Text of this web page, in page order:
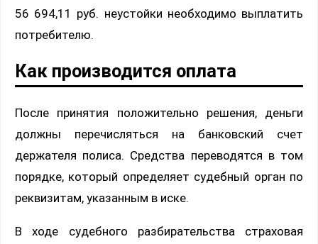
56 694,11 руб. неустойки необходимо выплатить
потребителю.
Как производится оплата
После принятия положительно решения, деньги
должны перечисляться на банковский счет
держателя полиса. Средства переводятся в том
порядке, который определяет судебный орган по
реквизитам, указанным в иске.
В ходе судебного разбирательства страховая